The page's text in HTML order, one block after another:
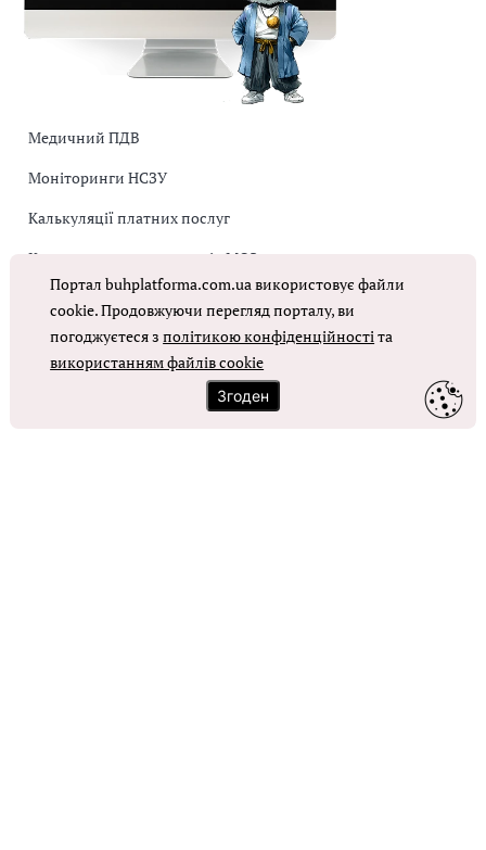
Медичний ПДВ
Моніторинги НСЗУ
Калькуляції платних послуг
Коригувальна накладна від МОЗ
Оплата праці в КНП
ОТРИМАТИ ДОСТУП
Портал buhplatforma.com.ua використовує файли
cookie. Продовжуючи перегляд порталу, ви
погоджуєтеся зполітикою конфіденційностіта
використанням файлів cookie
Згоден